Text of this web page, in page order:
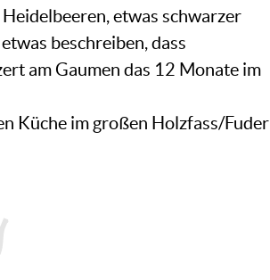
etwas schwarzer
beschreiben, dass
am Gaumen das 12 Monate im
Küche im großen Holzfass/Fuder